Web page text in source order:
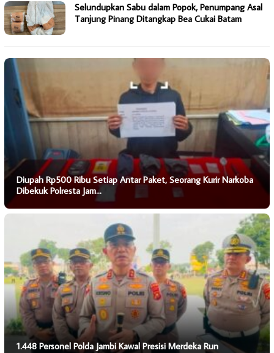
Selundupkan Sabu dalam Popok, Penumpang Asal
Tanjung Pinang Ditangkap Bea Cukai Batam
Diupah Rp500 Ribu Setiap Antar Paket, Seorang Kurir Narkoba
Dibekuk Polresta Jam…
1.448 Personel Polda Jambi Kawal Presisi Merdeka Run